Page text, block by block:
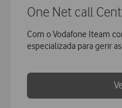
One Net call
Com o Vodafone Iteam
especializada para gerir